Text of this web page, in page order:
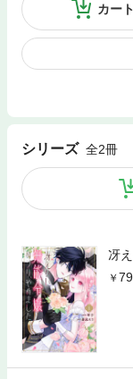
カー
シリーズ 全2冊
冴